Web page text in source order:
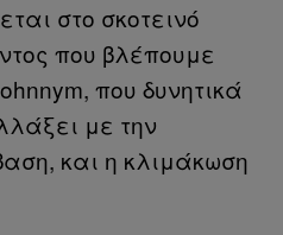
στο σκοτεινό
που βλέπουμε
που δυνητικά
με την
και η κλιμάκωση